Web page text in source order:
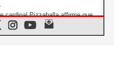
cardinal Pizzaballa affirme que
veulent la paix»